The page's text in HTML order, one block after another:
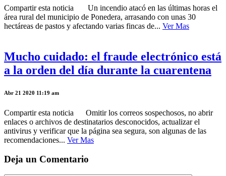
Compartir esta noticia Un incendio atacó en las últimas horas el
área rural del municipio de Ponedera, arrasando con unas 30
hectáreas de pastos y afectando varias fincas de... Ver Mas
Mucho cuidado: el fraude electrónico está
a la orden del día durante la cuarentena
Abr 21 2020 11:19 am
Compartir esta noticia Omitir los correos sospechosos, no abrir
enlaces o archivos de destinatarios desconocidos, actualizar el
antivirus y verificar que la página sea segura, son algunas de las
recomendaciones... Ver Mas
Deja un Comentario